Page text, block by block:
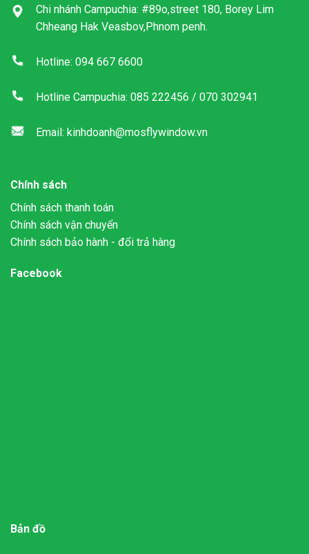
Chi nhánh Campuchia: #89o,street 180, Borey Lim
Chheang Hak Veasbov,Phnom penh.
Hotline: 094 667 6600
Hotline Campuchia: 085 222456 / 070 302941
Email: kinhdoanh@mosflywindow.vn
Chính sách
Chính sách thanh toán
Chính sách vận chuyển
Chính sách bảo hành - đổi trả hàng
Facebook
Bản đồ